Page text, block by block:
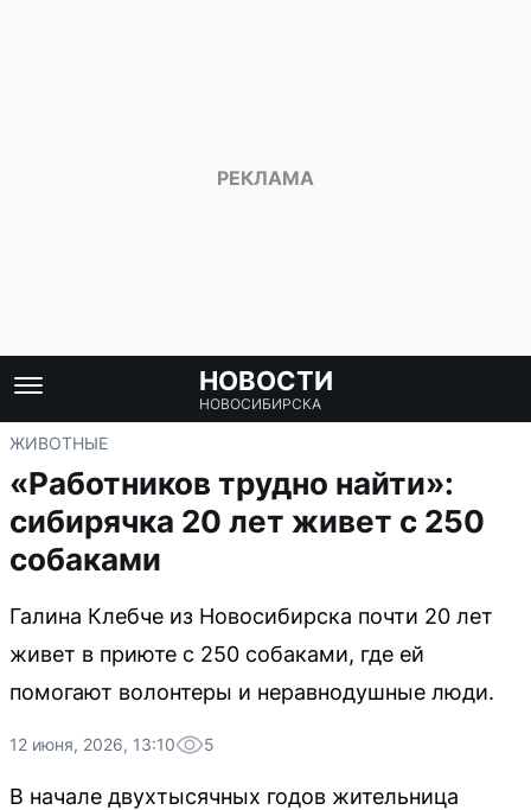
НОВОСТИ
НОВОСИБИРСКА
ЖИВОТНЫЕ
«Работников трудно найти»:
сибирячка 20 лет живет с 250
собаками
Галина Клебче из Новосибирска почти 20 лет
живет в приюте с 250 собаками, где ей
помогают волонтеры и неравнодушные люди.
12 июня, 2026, 13:10 5
В начале двухтысячных годов жительница